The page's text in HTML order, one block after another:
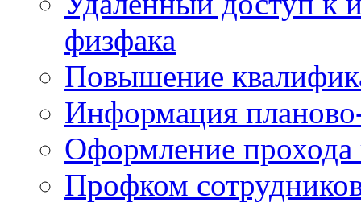
физфака
Повышение
Информация
Оформление прохода
Профком